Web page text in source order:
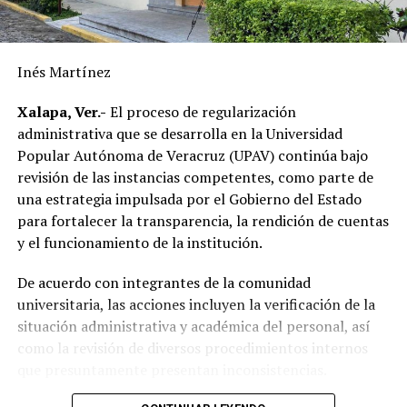
supera la realizada durante los últimos diez años,
reflejando el resultado de las gestiones emprendidas por
las principales demandas de la población.
“Mejorar el servicio de energía eléctrica ha sido una
prioridad desde el inicio de mi gobierno y continuaremos
gestionando recursos y proyectos que contribuyan al
desarrollo del municipio y al bienestar de las familias
alvaradeñas”.
Por último, reconoció y agradeció a la gobernadora del
Alvarado, así como a personal directivo de la CFE por la
disposición y coordinación institucional para impulsar
estas importantes acciones en beneficio del municipio.
Inés Martínez
Xalapa, Ver.- El proceso de regularización
administrativa que se desarrolla en la Universidad
Popular Autónoma de Veracruz (UPAV) continúa bajo
revisión de las instancias competentes, como parte de
una estrategia impulsada por el Gobierno del Estado
para fortalecer la transparencia, la rendición de cuentas
y el funcionamiento de la institución.
De acuerdo con integrantes de la comunidad
universitaria, las acciones incluyen la verificación de la
situación administrativa y académica del personal, así
como la revisión de diversos procedimientos internos